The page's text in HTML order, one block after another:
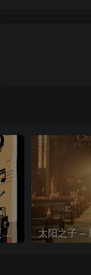
热门流行歌曲TOP500实时更新192khz/24bit【母带音质】